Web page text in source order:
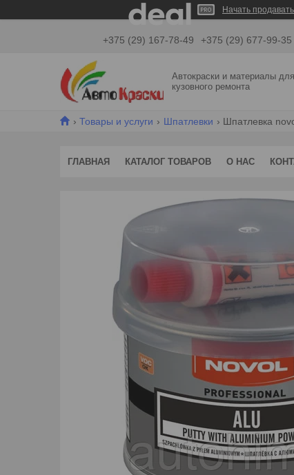
Начать
+375 (29) 167-78-49 +375 (29) 677-99-35
Автокраски и материалы для
кузовного ремонта
Товары и услуги Шпатлевки Шпатлевка
ГЛАВНАЯ КАТАЛОГ ТОВАРОВ О НАС